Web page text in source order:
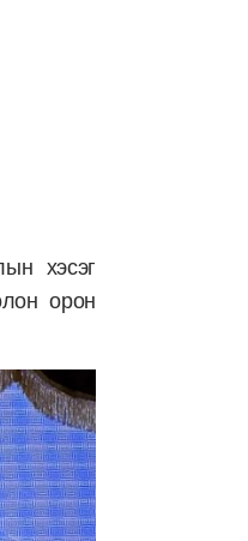
хэсэг
орон